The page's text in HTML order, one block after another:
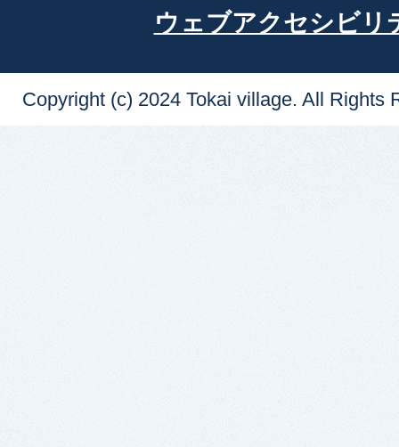
ウェブアクセシビリ
Copyright (c) 2024 Tokai village. All Rights